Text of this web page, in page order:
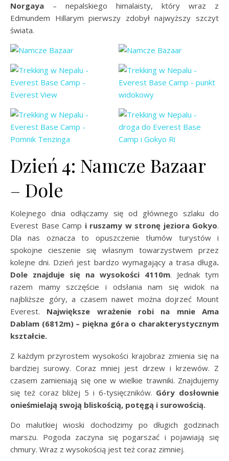
Norgaya – nepalskiego himalaisty, który wraz z
Edmundem Hillarym pierwszy zdobył najwyższy szczyt
świata.
Dzień 4: Namcze Bazaar
– Dole
Kolejnego dnia odłączamy się od głównego szlaku do
Everest Base Camp i ruszamy w stronę jeziora Gokyo.
Dla nas oznacza to opuszczenie tłumów turystów i
spokojne cieszenie się własnym towarzystwem przez
kolejne dni. Dzień jest bardzo wymagający a trasa długa.
Dole znajduje się na wysokości 4110m. Jednak tym
razem mamy szczęście i odsłania nam się widok na
najbliższe góry, a czasem nawet można dojrzeć Mount
Everest. Największe wrażenie robi na mnie Ama
Dablam (6812m) – piękna góra o charakterystycznym
kształcie.
Z każdym przyrostem wysokości krajobraz zmienia się na
bardziej surowy. Coraz mniej jest drzew i krzewów. Z
czasem zamieniają się one w wielkie trawniki. Znajdujemy
się też coraz bliżej 5 i 6-tysięczników. Góry dosłownie
onieśmielają swoją bliskością, potęgą i surowością.
Do malutkiej wioski dochodzimy po długich godzinach
marszu. Pogoda zaczyna się pogarszać i pojawiają się
chmury. Wraz z wysokością jest też coraz zimniej.